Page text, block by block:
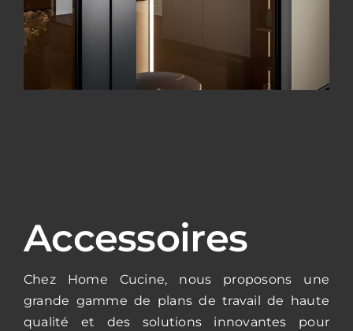
Accessoires
Chez Home Cucine, nous proposons une
grande gamme de plans de travail de haute
qualité et des solutions innovantes pour